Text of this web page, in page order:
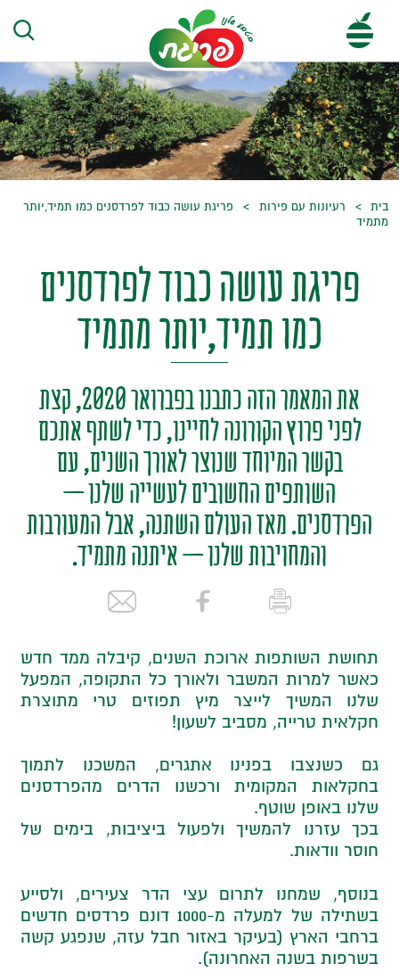
בית רעיונות עם פירות
פריגת עושה כבוד לפרדסנים כמו תמיד,יותר
מתמיד
פריגת עושה כבוד לפרדסנים
כמו תמיד,יותר מתמיד
את המאמר הזה כתבנו בפברואר 2020, קצת
לפני פרוץ הקורונה לחיינו, כדי לשתף אתכם
בקשר המיוחד שנוצר לאורך השנים, עם
השותפים החשובים לעשייה שלנו –
הפרדסנים. מאז העולם השתנה, אבל המעורבות
והמחויבות שלנו – איתנה מתמיד.
תחושת השותפות ארוכת השנים, קיבלה ממד חדש
כאשר למרות המשבר ולאורך כל התקופה, המפעל
שלנו המשיך לייצר מיץ תפוזים טרי מתוצרת
חקלאית טרייה, מסביב לשעון!
גם כשנצבו בפנינו אתגרים, המשכנו לתמוך
בחקלאות המקומית ורכשנו הדרים מהפרדסנים
שלנו באופן שוטף.
בכך עזרנו להמשיך ולפעול ביציבות, בימים של
חוסר וודאות.
בנוסף, שמחנו לתרום עצי הדר צעירים, ולסייע
בשתילה של למעלה מ-1000 דונם פרדסים חדשים
ברחבי הארץ (בעיקר באזור חבל עזה, שנפגע קשה
בשרפות בשנה האחרונה).